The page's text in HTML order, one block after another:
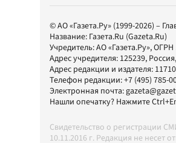
© АО «Газета.Ру» (1999-2026) –
Название: Газета.Ru (Gazeta.Ru)
Учредитель:АО «Газета.Ру», ОГРН
Адрес учредителя: 125239,
Адрес редакции и издателя:
Телефон редакции:+7 (495) 785-
Электронная почта:
Нашли опечатку? Нажмите
Свидетельство о регистрации
10.11.2016 г. Редакция не несет